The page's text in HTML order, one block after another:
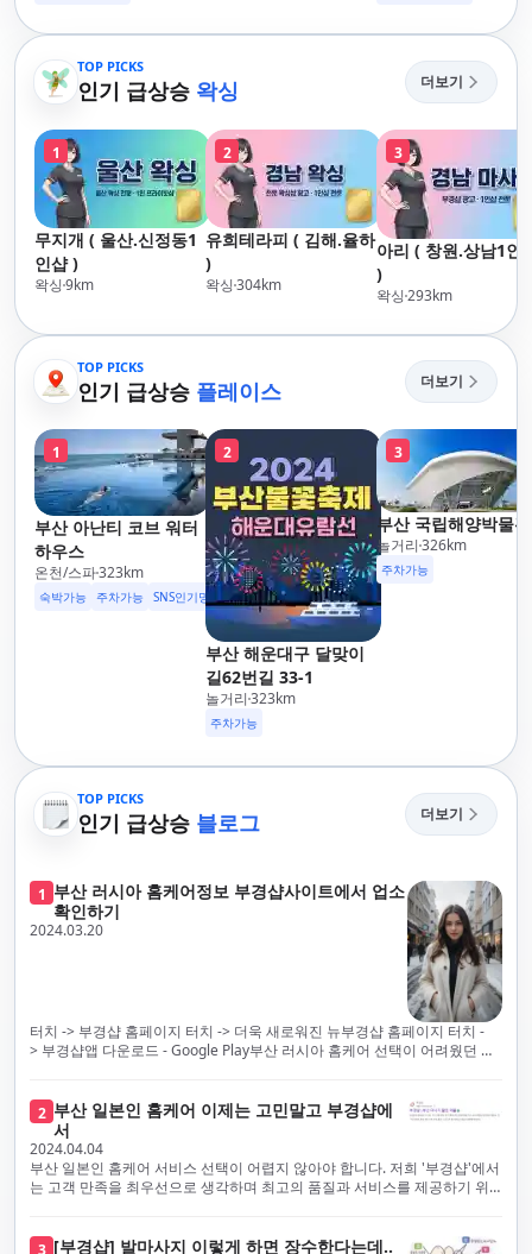
TOP PICKS
인기 급상승 왁싱 더보기
1
무지개 ( 울산.신정동1
인샵 )
왁싱9km
2
유희테라피 ( 김해.율하
)
왁싱304km
3
아리 ( 창원.상남1인
)
왁싱293km
TOP PICKS
인기 급상승 플레이스 더보기
1
부산 아난티 코브 워터
하우스
온천/스파323km
숙박가능 주차가능 SNS인기명소
2
부산 해운대구 달맞이
길62번길 33-1
놀거리 323km
주차가능
3
부산 국립해양박물관
놀거리 326km
주차가능
TOP PICKS
인기 급상승 블로그 더보기
1 부산 러시아 홈케어정보 부경샵사이트에서 업소
확인하기
2024.03.20
터치 -> 부경샵 홈페이지 터치 -> 더욱 새로워진 뉴부경샵 홈페이지 터치 -
> 부경샵앱 다운로드 - Google Play부산 러시아 홈케어 선택이 어려웠던 시
스의 모든 과정을 후불제로 운영합니다. 이는 고객님의 최대 편의를 보장하
기 위한 부경샵의 약속입니다.부경샵은 현장에서 바로 고객님께 서비스를
제공하는 깨끗하고 전문적으로 훈련된 관리사들을 다수 보유하고 있음을 자
랑스럽게 생각합니다. 이는 프리미엄 부산 러시아 홈케어 경험을 제공하기
위한 부경샵의 노력의 일환입니다.현 시대의 불확실성 속에서, 안전은 부경
하고 개인의 건강 상태를 지속적으로 모니터링합니다.예약금을 요구하는 업
2 부산 일본인 홈케어 이제는 고민말고 부경샵에
서
2024.04.04
부산 일본인 홈케어 서비스 선택이 어렵지 않아야 합니다. 저희 '부경샵'에서
는 고객 만족을 최우선으로 생각하며 최고의 품질과 서비스를 제공하기 위
프리미엄 부산 일본인 홈케어 경험을 제공하고자 현장에서 직접 깨끗하고
3 [부경샵] 발마사지 이렇게 하면 장수한다는데..